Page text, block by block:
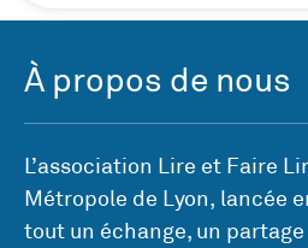
À propos de nous
L’association Lire et Faire
Métropole de Lyon, lancée
tout un échange, un partage